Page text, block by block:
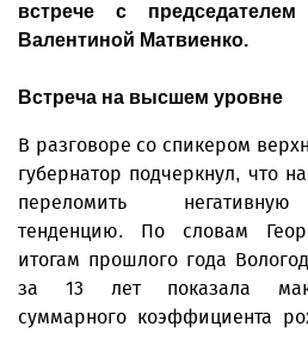
встрече с
Валентиной Матвиенко.
Встреча на высшем уровне
В разговоре со спикером
губернатор подчеркнул, что
переломить
тенденцию. По словам
итогам прошлого года
за 13 лет показала
суммарного коэффициента